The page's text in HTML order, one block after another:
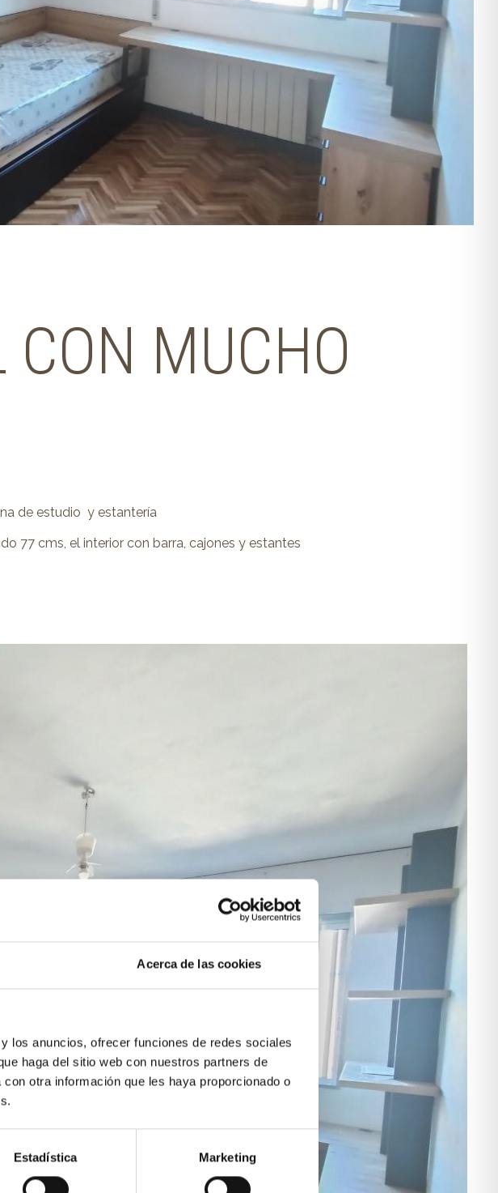
Acerca de las cookies
los anuncios, ofrecer funciones de redes sociales
haga del sitio web con nuestros partners de
otra información que les haya proporcionado o
Estadística Marketing
MUCHO
de estudio y estantería
77 cms, el interior con barra, cajones y estantes